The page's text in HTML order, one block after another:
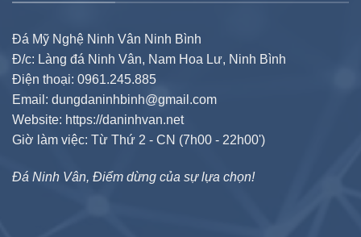
Đá Mỹ Nghệ Ninh Vân Ninh Bình
Đ/c: Làng đá Ninh Vân, Nam Hoa Lư, Ninh Bình
Điện thoại: 0961.245.885
Email: dungdaninhbinh@gmail.com
Website: https://daninhvan.net
Giờ làm việc: Từ Thứ 2 - CN (7h00 - 22h00')
Đá Ninh Vân, Điểm dừng của sự lựa chọn!